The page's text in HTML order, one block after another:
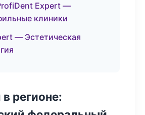
Expert —
клиники
— Эстетическая
регионе: